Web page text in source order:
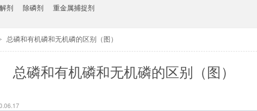
剂 除磷剂 重金属捕捉剂
总磷和有机磷和无机磷的区别（图）
总磷和有机磷和无机磷的区别（图）